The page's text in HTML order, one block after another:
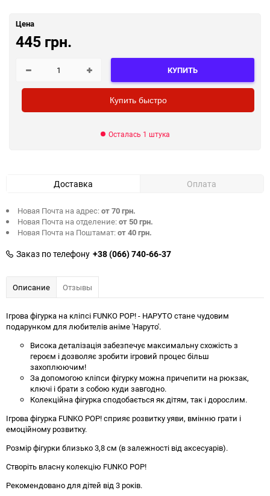
Цена
445 грн.
КУПИТЬ
Купить быстро
Осталась 1 штука
Доставка Оплата
Новая Почта на адрес:от 70 грн.
Новая Почта на отделение:от 50 грн.
Новая Почта на Поштамат:от 40 грн.
Заказ по телефону +38 (066) 740-66-37
Описание Отзывы
Ігрова фігурка на кліпсі FUNKO POP! - НАРУТО стане чудовим
подарунком для любителів аніме 'Наруто'.
Висока деталізація забезпечує максимальну схожість з
героєм і дозволяє зробити ігровий процес більш
захоплюючим!
За допомогою кліпси фігурку можна причепити на рюкзак,
ключі і брати з собою куди завгодно.
Колекційна фігурка сподобається як дітям, так і дорослим.
Ігрова фігурка FUNKO POP! сприяє розвитку уяви, вмінню грати і
емоційному розвитку.
Розмір фігурки близько 3,8 см (в залежності від аксесуарів).
Створіть власну колекцію FUNKO POP!
Рекомендовано для дітей від 3 років.